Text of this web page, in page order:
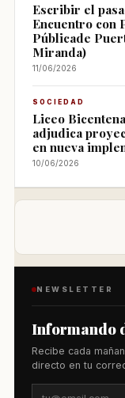
Escribir el
Encuentro con
Públicade
Miranda)
11/06/2026
SOCIEDAD
Liceo
adjudica
en nueva
10/06/2026
NEWSLETTER
Informando
Recibe cada
directo en tu